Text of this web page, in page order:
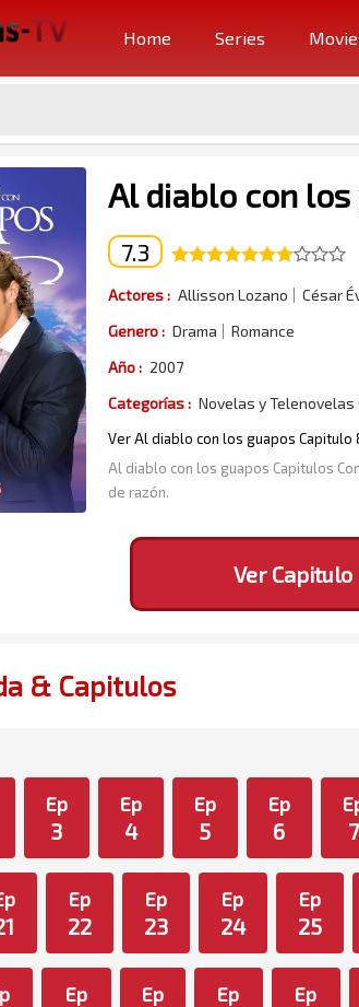
Home Series
Al diablo con los
7.3
Actores : Allisson Lozano César
Genero : Drama Romance
Año : 2007
Categorías : Novelas y Telenovelas
Ver Al diablo con los guapos Capitulo
Al diablo con los guapos Capitulos
de razón.
Ver Capitulo
& Capitulos
Ep
3
Ep
4
Ep
5
Ep
6 7
Ep
22
Ep
23
Ep
24
Ep
25
Ep Ep Ep Ep